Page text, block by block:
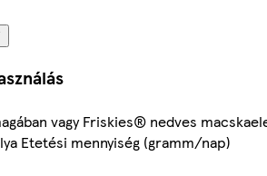
vagy Friskies® nedves
Etetési mennyiség (gramm/nap)